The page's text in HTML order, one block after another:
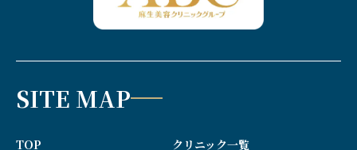
SITE MAP
TOP クリニック一覧